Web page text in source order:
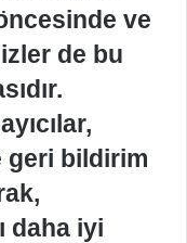
ve
de bu
geri bildirim
daha iyi